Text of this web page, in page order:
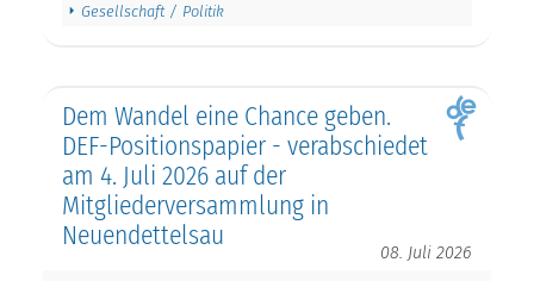
Gesellschaft / Politik
Dem Wandel eine Chance geben.
DEF-Positionspapier - verabschiedet
am 4. Juli 2026 auf der
Mitgliederversammlung in
Neuendettelsau
08. Juli 2026